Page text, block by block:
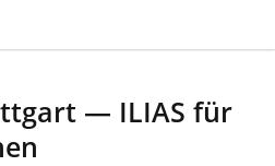
— ILIAS für